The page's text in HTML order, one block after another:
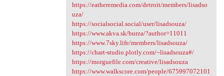
https://eatheremedia.com/detroit/members/lisadso
uza/
https://socialsocial.social/user/lisadsouza/
https://www.akva.sk/burza/?author=11011
https://www.7sky.life/members/lisadsouza/
https://chart-studio.plotly.com/~lisadsouza#/
https://morguefile.com/creative/lisadsouza
https://www.walkscore.com/people/675997072101